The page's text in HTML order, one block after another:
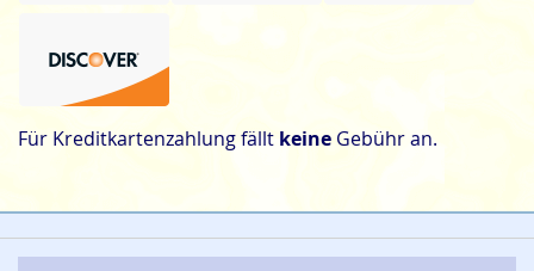
Für Kreditkartenzahlung fällt keine Gebühr an.